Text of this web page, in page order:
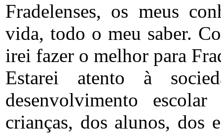
Fradelenses, os meus
vida, todo o meu saber.
irei fazer o melhor para
Estarei atento à
desenvolvimento
crianças, dos alunos, dos